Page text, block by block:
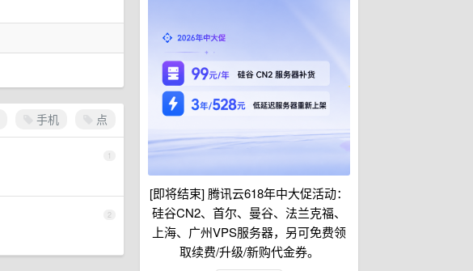
[即将结束] 腾讯云618年中大促活动：
硅谷CN2、首尔、曼谷、法兰克福、
上海、广州VPS服务器，另可免费领
取续费/升级/新购代金券。
手机 点
1
2